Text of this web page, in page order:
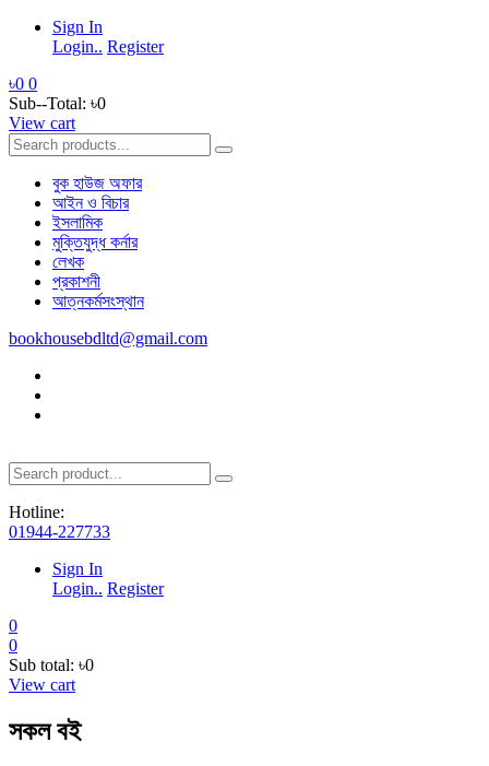
Sign In
Login.. Register
৳0 0
Sub--Total: ৳0
View cart
বুক হাউজ অফার
আইন ও বিচার
ইসলামিক
মুক্তিযুদ্ধ কর্নার
লেখক
প্রকাশনী
আত্নকর্মসংস্থান
bookhousebdltd@gmail.com
Hotline:
01944-227733
Sign In
Login.. Register
0
0
Sub total: ৳0
View cart
সকল বই